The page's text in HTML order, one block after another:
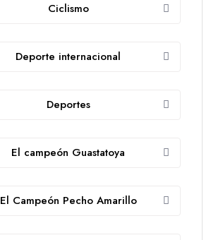
Ciclismo
Deporte internacional
Deportes
El campeón Guastatoya
El Campeón Pecho Amarillo